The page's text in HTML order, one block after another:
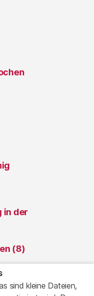
in der
(8)
(7)
sind kleine Dateien,